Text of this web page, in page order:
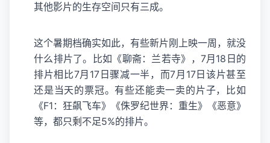
其他影片的生存空间只有三成。
这个暑期档确实如此，有些新片刚上映一周，就没
什么排片了。比如《聊斋：兰若寺》，7月18日的
排片相比7月17日骤减一半，而7月17日该片甚至
还是当天的票冠。有些还能卖一卖的片子，比如
《F1：狂飙飞车》《侏罗纪世界：重生》《恶意》
等，都只剩不足5%的排片。